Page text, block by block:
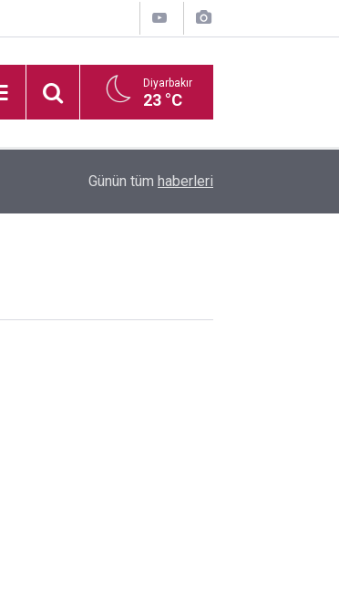
Diyarbakır
23 °C
Diyarbakır'da boş arazide ceset bulundu
Günün tüm haberleri